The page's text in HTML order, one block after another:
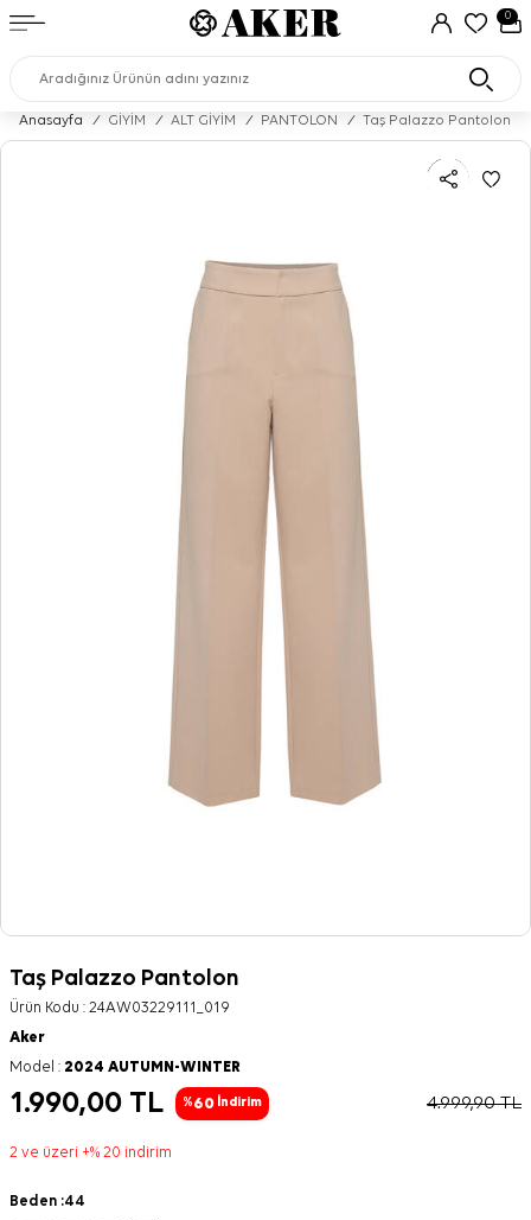
0
Anasayfa / GİYİM / ALT GİYİM / PANTOLON / Taş Palazzo Pantolon
Taş Palazzo Pantolon
Ürün Kodu : 24AW03229111_019
Aker
Model : 2024 AUTUMN-WINTER
1.990,00 TL %60 İndirim 4.999,90TL
2 ve üzeri +% 20 indirim
Beden :44